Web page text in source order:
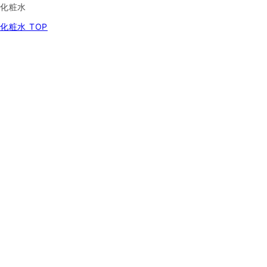
化粧水
化粧水 TOP